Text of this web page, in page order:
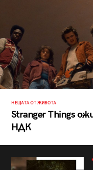
НЕЩАТА ОТ ЖИВОТА
Stranger Things
НДК